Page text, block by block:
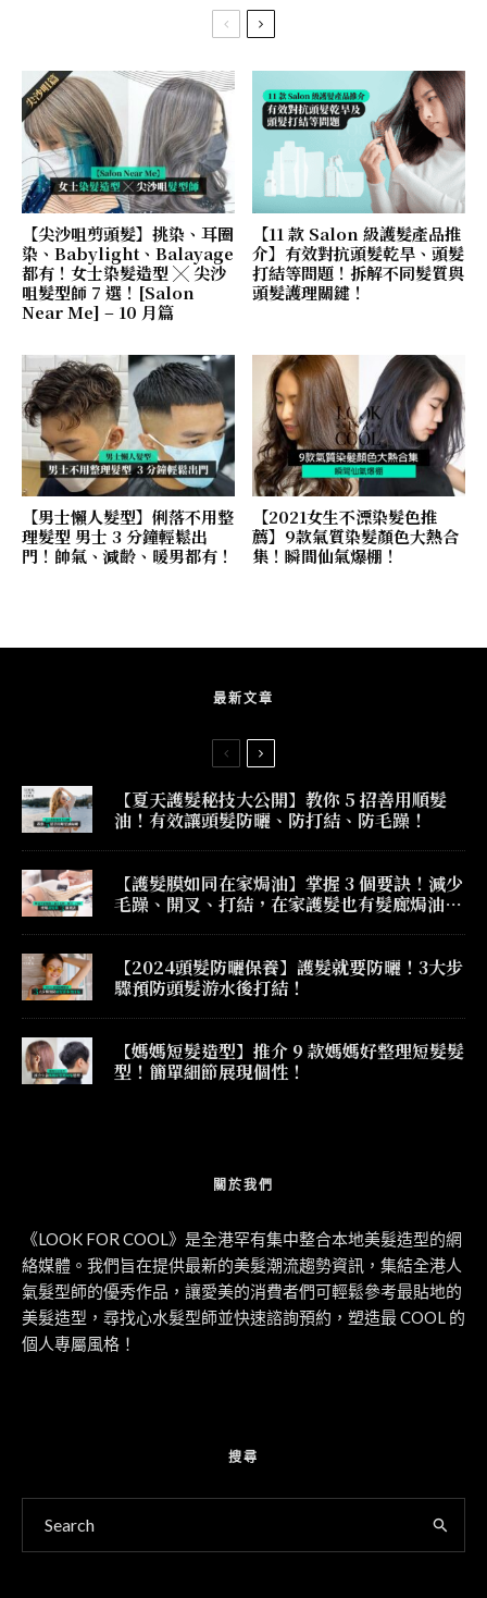
【尖沙咀剪頭髮】挑染、耳圈
染、Babylight、Balayage
都有！女士染髮造型 ╳ 尖沙
咀髮型師 7 選！[Salon
Near Me] – 10 月篇
【11 款 Salon 級護髮產品推
介】有效對抗頭髮乾旱、頭髮
打結等問題！拆解不同髮質與
頭髮護理關鍵！
【男士懶人髮型】俐落不用整
理髮型 男士 3 分鐘輕鬆出
門！帥氣、減齡、暖男都有！
【2021女生不漂染髮色推
薦】9款氣質染髮顏色大熱合
集！瞬間仙氣爆棚！
最新文章
【夏天護髮秘技大公開】教你 5 招善用順髮
油！有效讓頭髮防曬、防打結、防毛躁！
【護髮膜如同在家焗油】掌握 3 個要訣！減少
毛躁、開叉、打結，在家護髮也有髮廊焗油效
【2024頭髮防曬保養】護髮就要防曬！3大步
驟預防頭髮游水後打結！
【媽媽短髮造型】推介 9 款媽媽好整理短髮髮
型！簡單細節展現個性！
關於我們
《LOOK FOR COOL》是全港罕有集中整合本地美髮造型的網
絡媒體。我們旨在提供最新的美髮潮流趨勢資訊，集結全港人
氣髮型師的優秀作品，讓愛美的消費者們可輕鬆參考最貼地的
美髮造型，尋找心水髮型師並快速諮詢預約，塑造最 COOL 的
個人專屬風格！
搜尋